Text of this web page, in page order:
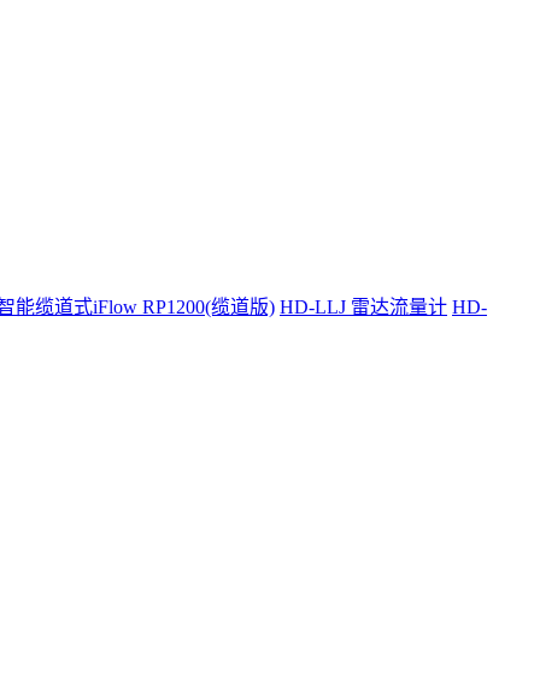
能缆道式iFlow RP1200(缆道版) HD-LLJ 雷达流量计 HD-